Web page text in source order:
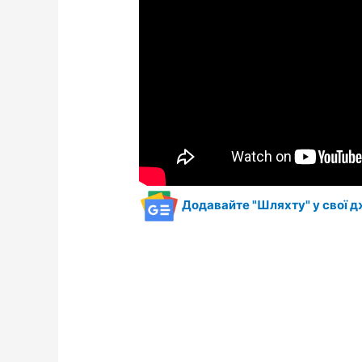
Додавайте "Шляхту" у свої